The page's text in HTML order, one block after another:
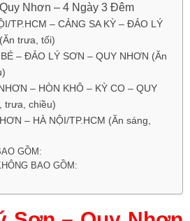
Nhơn – 4 Ngày 3 Đêm
TP.HCM – CẢNG SA KỲ – ĐẢO LÝ
trưa, tối)
– ĐẢO LÝ SƠN – QUY NHƠN (Ăn
– HÒN KHÔ – KỲ CO – QUY
trưa, chiều)
– HÀ NỘI/TP.HCM (Ăn sáng,
GỒM:
BAO GỒM: